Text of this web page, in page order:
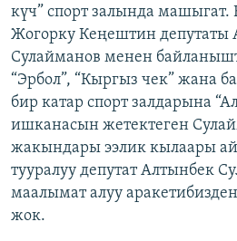
күч” спорт залында машыгат.
Жогорку Кеңештин депутаты
Сулайманов менен
“Эрбол”, “Кыргыз чек” жана
бир катар спорт залдарына
ишканасын жетектеген
жакындары ээлик кылаары
тууралуу депутат Алтынбек
маалымат алуу
жок.